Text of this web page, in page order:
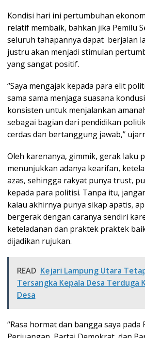
Kondisi hari ini pertumbuhan
relatif membaik, bahkan jika Pemilu
seluruh tahapannya dapat berjalan
justru akan menjadi stimulan
yang sangat positif.
“Saya mengajak kepada para elit
sama sama menjaga suasana
konsisten untuk menjalankan
sebagai bagian dari pendidikan
cerdas dan bertanggung jawab,”
Oleh karenanya, gimmik, gerak laku
menunjukkan adanya kearifan,
azas, sehingga rakyat punya trust,
kepada para politisi. Tanpa itu,
kalau akhirnya punya sikap apatis,
bergerak dengan caranya sendiri
keteladanan dan praktek praktek
dijadikan rujukan.
READ Kejari Lampung Utara
Tersangka Kepala Desa Terduga
Desa
“Rasa hormat dan bangga saya pada